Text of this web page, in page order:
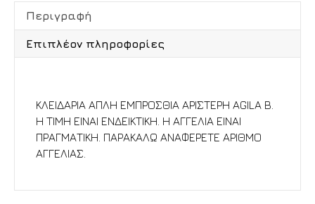
Περιγραφή
Επιπλέον πληροφορίες
ΚΛΕΙΔΑΡΙΑ ΑΠΛΗ ΕΜΠΡΟΣΘΙΑ ΑΡΙΣΤΕΡΗ AGILA B.
Η ΤΙΜΗ ΕΙΝΑΙ ΕΝΔΕΙΚΤΙΚΗ. Η ΑΓΓΕΛΙΑ ΕΙΝΑΙ
ΠΡΑΓΜΑΤΙΚΗ. ΠΑΡΑΚΑΛΩ ΑΝΑΦΕΡΕΤΕ ΑΡΙΘΜΟ
ΑΓΓΕΛΙΑΣ.